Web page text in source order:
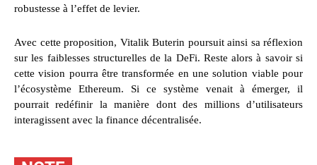
robustesse à l’effet de levier.
Avec cette proposition, Vitalik Buterin poursuit ainsi sa réflexion
sur les faiblesses structurelles de la DeFi. Reste alors à savoir si
cette vision pourra être transformée en une solution viable pour
l’écosystème Ethereum. Si ce système venait à émerger, il
pourrait redéfinir la manière dont des millions d’utilisateurs
interagissent avec la finance décentralisée.